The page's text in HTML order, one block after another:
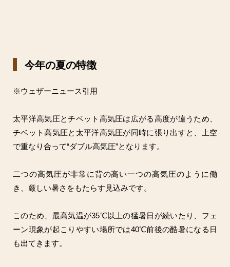
今年の夏の特徴
※ウェザーニュース引用
太平洋高気圧とチベット高気圧は広がる高度が違うため、
チベット高気圧と太平洋高気圧が同時に張り出すと、上空
で重なり合って“ダブル高気圧”となります。
二つの高気圧が非常に背の高い一つの高気圧のように働
き、厳しい暑さをもたらす見込みです。
このため、最高気温が35℃以上の猛暑日が続いたり、フェ
ーン現象が起こりやすい場所では40℃前後の酷暑になる日
も出てきます。